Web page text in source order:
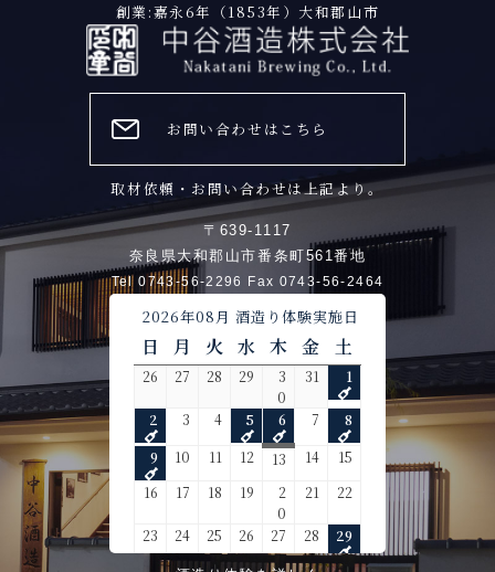
創業:嘉永6年（1853年）大和郡山市
お問い合わせはこちら
取材依頼・お問い合わせは上記より。
〒639-1117
奈良県大和郡山市番条町561番地
Tel 0743-56-2296 Fax 0743-56-2464